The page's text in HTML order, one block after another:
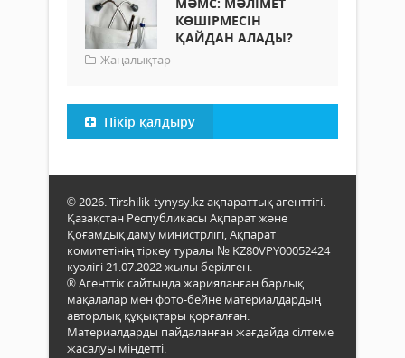
МӘМС: МӘЛІМЕТ
КӨШІРМЕСІН
ҚАЙДАН АЛАДЫ?
Жаңалықтар
Пікір қалдыру
© 2026. Tirshilik-tynysy.kz ақпараттық агенттігі.
Қазақстан Республикасы Ақпарат және
Қоғамдық даму министрлігі, Ақпарат
комитетінің тіркеу туралы № KZ80VPY00052424
куәлігі 21.07.2022 жылы берілген.
® Агенттік сайтында жарияланған барлық
мақалалар мен фото-бейне материалдардың
авторлық құқықтары қорғалған.
Материалдарды пайдаланған жағдайда сілтеме
жасалуы міндетті.